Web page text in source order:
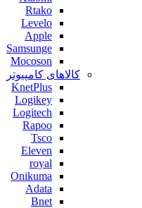
Rtako
Levelo
Apple
Samsunge
Mocoson
کالاهای کامپیوتر
KnetPlus
Logikey
Logitech
Rapoo
Tsco
Eleven
royal
Onikuma
Adata
Bnet